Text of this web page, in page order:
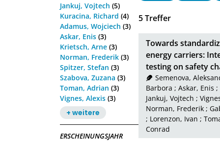
Jankuj, Vojtech (5)
Kuracina, Richard (4)
Adamus, Wojciech (3)
Askar, Enis (3)
Krietsch, Arne (3)
Norman, Frederik (3)
Spitzer, Stefan (3)
Szabova, Zuzana (3)
Toman, Adrian (3)
Vignes, Alexis (3)
+ weitere
ERSCHEINUNGSJAHR
5Treffer
Towards
energy carriers:
testing on safety
Semenova,
Barbora ; Askar, Enis ;
Jankuj, Vojtech ;
Norman, Frederik ;
; Lorenzon, Ivan ;
Conrad